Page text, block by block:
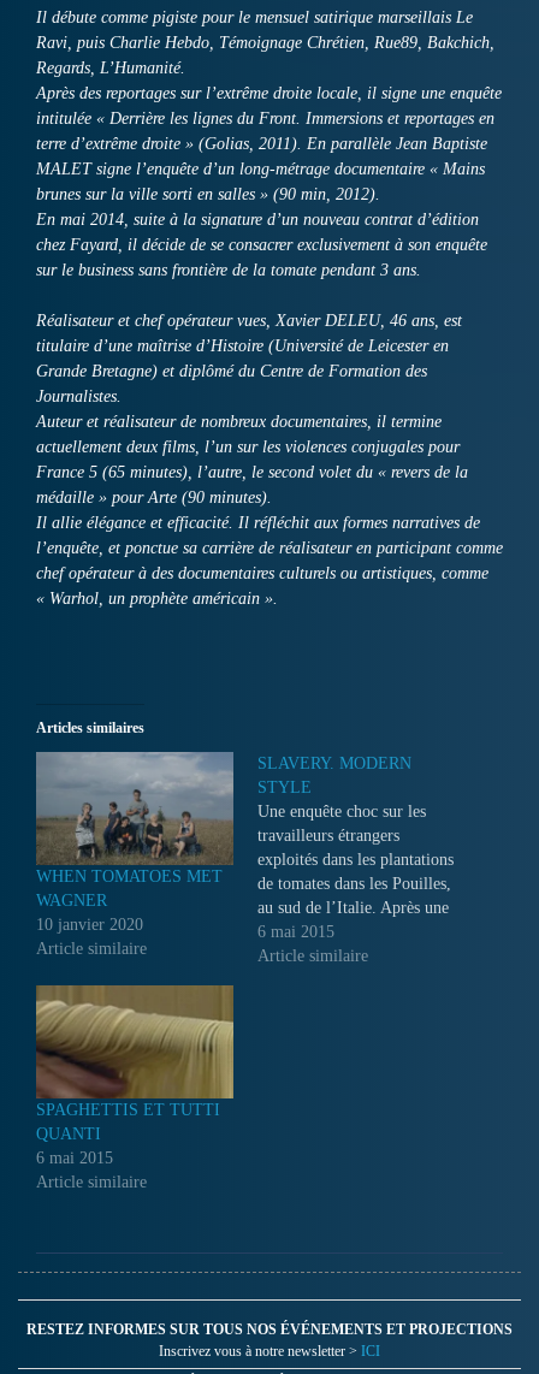
Il débute comme pigiste pour le mensuel satirique marseillais Le
Ravi, puis Charlie Hebdo, Témoignage Chrétien, Rue89, Bakchich,
Regards, L’Humanité.
Après des reportages sur l’extrême droite locale, il signe une enquête
intitulée « Derrière les lignes du Front. Immersions et reportages en
terre d’extrême droite » (Golias, 2011). En parallèle Jean Baptiste
MALET signe l’enquête d’un long-métrage documentaire « Mains
brunes sur la ville sorti en salles » (90 min, 2012).
En mai 2014, suite à la signature d’un nouveau contrat d’édition
chez Fayard, il décide de se consacrer exclusivement à son enquête
sur le business sans frontière de la tomate pendant 3 ans.
Réalisateur et chef opérateur vues, Xavier DELEU, 46 ans, est
titulaire d’une maîtrise d’Histoire (Université de Leicester en
Grande Bretagne) et diplômé du Centre de Formation des
Journalistes.
Auteur et réalisateur de nombreux documentaires, il termine
actuellement deux films, l’un sur les violences conjugales pour
France 5 (65 minutes), l’autre, le second volet du « revers de la
médaille » pour Arte (90 minutes).
Il allie élégance et efficacité. Il réfléchit aux formes narratives de
l’enquête, et ponctue sa carrière de réalisateur en participant comme
chef opérateur à des documentaires culturels ou artistiques, comme
« Warhol, un prophète américain ».
Articles similaires
WHEN TOMATOES MET
WAGNER
10 janvier 2020
Article similaire
SLAVERY. MODERN
STYLE
Une enquête choc sur les
travailleurs étrangers
exploités dans les plantations
de tomates dans les Pouilles,
au sud de l’Italie. Après une
série de disparitions et de
décès suspects, une unité
6 mai 2015
Article similaire
SPAGHETTIS ET TUTTI
QUANTI
6 mai 2015
Article similaire
RESTEZ INFORMES SUR TOUS NOS ÉVÉNEMENTS ET PROJECTIONS
Inscrivez vous à notre newsletter > ICI